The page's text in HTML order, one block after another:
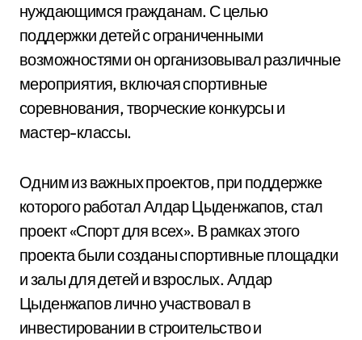
нуждающимся гражданам. С целью
поддержки детей с ограниченными
возможностями он организовывал различные
мероприятия, включая спортивные
соревнования, творческие конкурсы и
мастер-классы.
Одним из важных проектов, при поддержке
которого работал Алдар Цыденжапов, стал
проект «Спорт для всех». В рамках этого
проекта были созданы спортивные площадки
и залы для детей и взрослых. Алдар
Цыденжапов лично участвовал в
инвестировании в строительство и